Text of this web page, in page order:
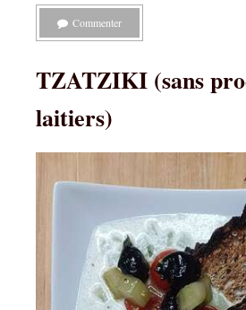
Commenter
TZATZIKI (sans
laitiers)